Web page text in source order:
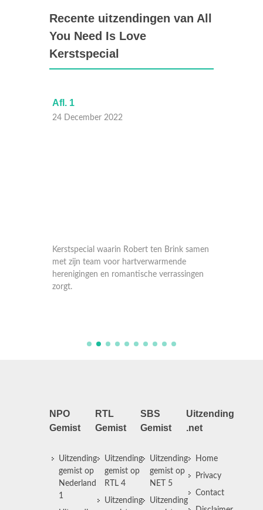
Recente uitzendingen van All
You Need Is Love
Kerstspecial
Afl. 1
24 December 2022
met zijn team voor hartverwarmende
herenigingen en romantische verrassingen
zorgt.
NPO
Gemist
Uitzending
gemist op
Nederland
1
RTL
Gemist
Uitzending
gemist op
RTL 4
Uitzending
SBS
Gemist
Uitzending
gemist op
NET 5
Uitzending
Uitzending
.net
Home
Privacy
Contact